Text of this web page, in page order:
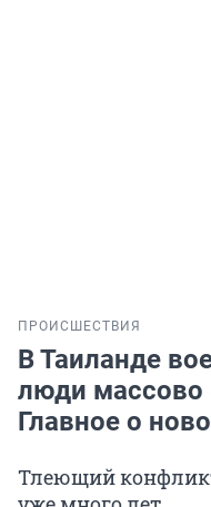
ПРОИСШЕСТВИЯ
В Таиланде
люди массово
Главное о
Тлеющий